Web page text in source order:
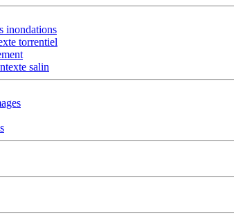
inondations
torrentiel
salin